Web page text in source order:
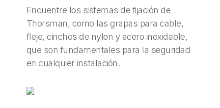
Encuentre los sistemas de fijación de
Thorsman, como las grapas para cable,
fleje, cinchos de nylon y acero inoxidable,
que son fundamentales para la seguridad
en cualquier instalación.